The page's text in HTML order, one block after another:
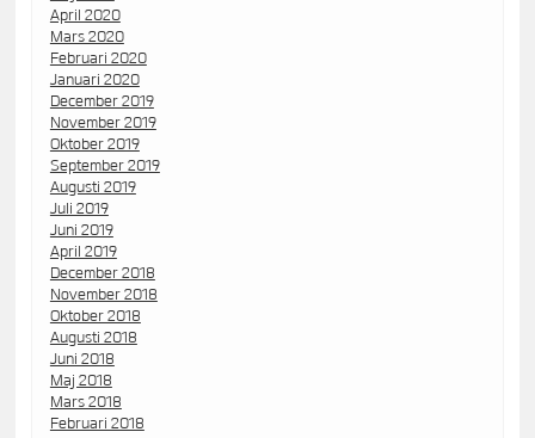
April 2020
Mars 2020
Februari 2020
Januari 2020
December 2019
November 2019
Oktober 2019
September 2019
Augusti 2019
Juli 2019
Juni 2019
April 2019
December 2018
November 2018
Oktober 2018
Augusti 2018
Juni 2018
Maj 2018
Mars 2018
Februari 2018